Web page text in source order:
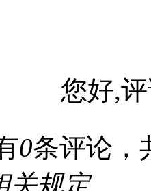
您好,
0条评论，
关规定